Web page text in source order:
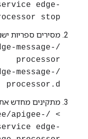
edge-
stop
מסירים ספריות
message-
processor
message-
processor.d
מתקינים מחדש
apigee-
edge-